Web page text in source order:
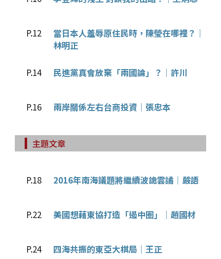
P.12
當日本人羞辱原住民時，陳瑩在哪裡？｜
林明正
P.14 民進黨真會放棄「兩國論」？｜許川
P.16 兩岸關係左右台商投資｜張忠本
主題文章
P.18 2016年南海議題將繼續波詭雲譎｜嚴語
P.22 美國想藉東協打造「遏中圈」｜趙國材
P.24 四海共振的東亞大棋局｜王正